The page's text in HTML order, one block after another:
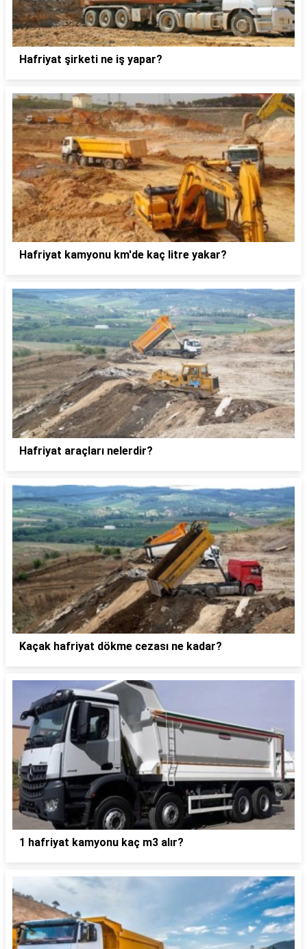
Hafriyat şirketi ne iş yapar?
Hafriyat kamyonu km'de kaç litre yakar?
Hafriyat araçları nelerdir?
Kaçak hafriyat dökme cezası ne kadar?
1 hafriyat kamyonu kaç m3 alır?